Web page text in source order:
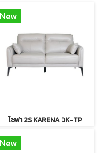
New
โซฟา 2S KARENA DK-TP
New